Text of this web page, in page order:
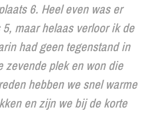
6. Heel even was er
maar helaas verloor ik de
had geen tegenstand in
zevende plek en won die
hebben we snel warme
en zijn we bij de korte